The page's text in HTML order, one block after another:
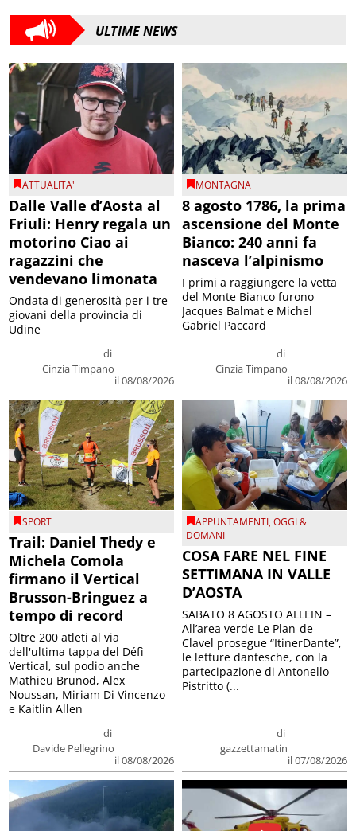
ULTIME NEWS
ATTUALITA'
Dalle Valle d’Aosta al
Friuli: Henry regala un
motorino Ciao ai
ragazzini che
vendevano limonata
di
Cinzia Timpano
il 08/08/2026
Ondata di generosità per i tre
giovani della provincia di
Udine
MONTAGNA
8 agosto 1786, la prima
ascensione del Monte
Bianco: 240 anni fa
nasceva l’alpinismo
di
Cinzia Timpano
il 08/08/2026
I primi a raggiungere la vetta
del Monte Bianco furono
Jacques Balmat e Michel
Gabriel Paccard
SPORT
Trail: Daniel Thedy e
Michela Comola
firmano il Vertical
Brusson-Bringuez a
tempo di record
di
Davide Pellegrino
il 08/08/2026
Oltre 200 atleti al via
dell'ultima tappa del Défì
Vertical, sul podio anche
Mathieu Brunod, Alex
Noussan, Miriam Di Vincenzo
e Kaitlin Allen
APPUNTAMENTI,OGGI &
DOMANI
COSA FARE NEL FINE
SETTIMANA IN VALLE
D’AOSTA
di
gazzettamatin
il 07/08/2026
SABATO 8 AGOSTO ALLEIN –
All’area verde Le Plan-de-
Clavel prosegue “ItinerDante”,
le letture dantesche, con la
partecipazione di Antonello
Pistritto (...